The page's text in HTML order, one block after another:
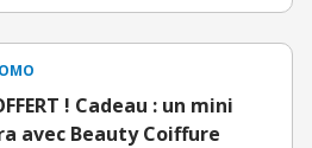
! Cadeau : un mini
avec Beauty Coiffure